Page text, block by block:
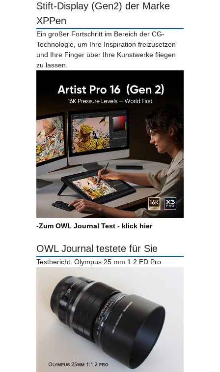
Stift-Display (Gen2) der Marke
XPPen
Ein großer Fortschritt im Bereich der CG-
Technologie, um Ihre Inspiration freizusetzen
und Ihre Finger über Ihre Kunstwerke fliegen
zu lassen.
-Zum OWL Journal Test - klick hier
OWL Journal testete für Sie
Testbericht: Olympus 25 mm 1.2 ED Pro